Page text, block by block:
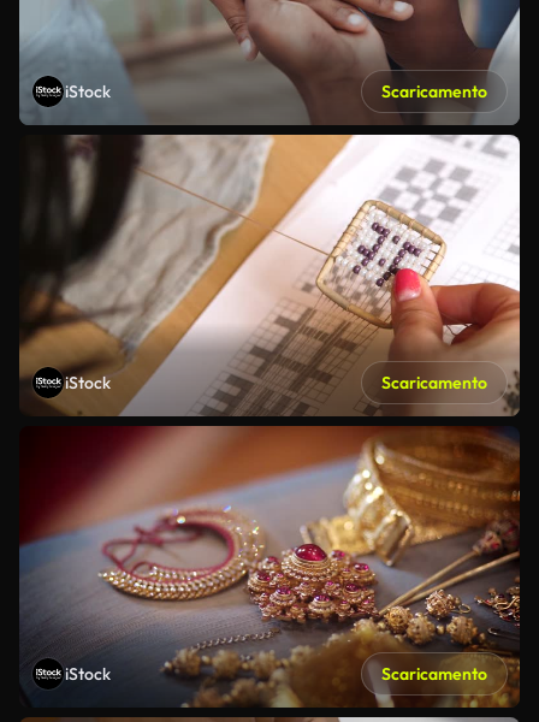
iStock Scaricamento
iStock Scaricamento
iStock Scaricamento